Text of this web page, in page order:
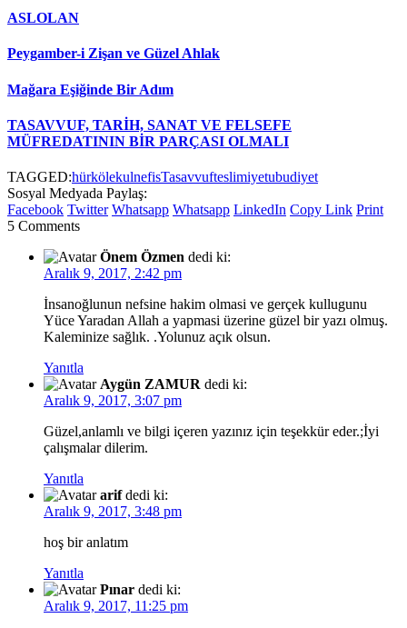
ASLOLAN
Peygamber-i Zişan ve Güzel Ahlak
Mağara Eşiğinde Bir Adım
TASAVVUF, TARİH, SANAT VE FELSEFE
MÜFREDATININ BİR PARÇASI OLMALI
TAGGED:hürkölekulnefisTasavvufteslimiyetubudiyet
Sosyal Medyada Paylaş:
Facebook Twitter Whatsapp Whatsapp LinkedIn Copy Link Print
5 Comments
Önem Özmen dedi ki:
Aralık 9, 2017, 2:42 pm
İnsanoğlunun nefsine hakim olmasi ve gerçek kullugunu
Yüce Yaradan Allah a yapmasi üzerine güzel bir yazı olmuş.
Kaleminize sağlık. .Yolunuz açık olsun.
Yanıtla
Aygün ZAMUR dedi ki:
Aralık 9, 2017, 3:07 pm
Güzel,anlamlı ve bilgi içeren yazınız için teşekkür eder.;İyi
çalışmalar dilerim.
Yanıtla
arif dedi ki:
Aralık 9, 2017, 3:48 pm
hoş bir anlatım
Yanıtla
Pınar dedi ki:
Aralık 9, 2017, 11:25 pm